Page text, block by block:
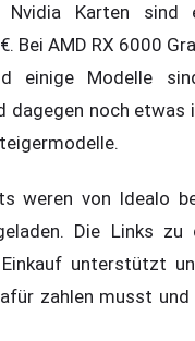
Karten sind
Bei AMD RX 6000
einige Modelle
dagegen noch etwas
weren von Idealo
Die Links zu
unterstützt
zahlen musst